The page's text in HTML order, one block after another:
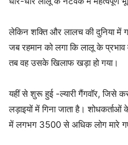
लेकिन शक्ति और लालच की दुनिया में
जब रहमान को लगा कि लालू के प्रभाव
तब वह उसके खिलाफ खड़ा हो गया।
यहीं से शुरू हुई -ल्यारी गैंगवॉर, जिसे
लड़ाइयों में गिना जाता है।
में लगभग 3500 से अधिक लोग मारे